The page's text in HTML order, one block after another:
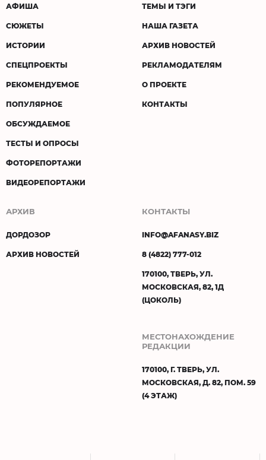
АФИША
СЮЖЕТЫ
ИСТОРИИ
СПЕЦПРОЕКТЫ
РЕКОМЕНДУЕМОЕ
ПОПУЛЯРНОЕ
ОБСУЖДАЕМОЕ
ТЕСТЫ И ОПРОСЫ
ФОТОРЕПОРТАЖИ
ВИДЕОРЕПОРТАЖИ
ТЕМЫ И ТЭГИ
НАША ГАЗЕТА
АРХИВ НОВОСТЕЙ
РЕКЛАМОДАТЕЛЯМ
О ПРОЕКТЕ
КОНТАКТЫ
АРХИВ
ДОРДОЗОР
АРХИВ НОВОСТЕЙ
КОНТАКТЫ
INFO@AFANASY.BIZ
8 (4822) 777-012
170100, ТВЕРЬ, УЛ.
МОСКОВСКАЯ, 82, 1Д
(ЦОКОЛЬ)
МЕСТОНАХОЖДЕНИЕ
РЕДАКЦИИ
170100, Г. ТВЕРЬ, УЛ.
МОСКОВСКАЯ, Д. 82, ПОМ. 59
(4 ЭТАЖ)